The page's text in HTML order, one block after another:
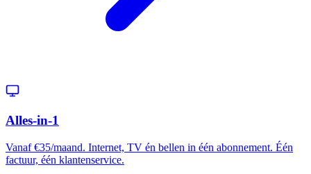
Alles-in-1
Vanaf €35/maand. Internet, TV én bellen in één abonnement. Één
factuur, één klantenservice.